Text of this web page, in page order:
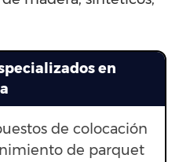
en
de colocación
de parquet